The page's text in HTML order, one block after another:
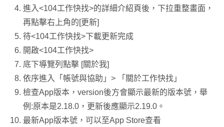
進入<104工作快找>的詳細介紹頁後，下拉重整畫面，
再點擊右上角的[更新]
待<104工作快找>下載更新完成
開啟<104工作快找>
底下導覽列點擊 [關於我]
依序進入「帳號與協助」> 「關於工作快找」
檢查App版本，version後方會顯示最新的版本號，舉
例:原本是2.18.0，更新後應顯示2.19.0。
最新App版本號，可以至App Store查看